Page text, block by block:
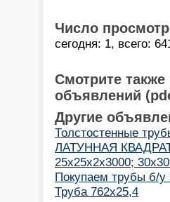
Число
сегодня: 1, всего:
Смотрите
объявлений
Другие
Толстостенные
ЛАТУННАЯ
25х25х2х3000;
Покупаем трубы б/у
Труба 762х25,4